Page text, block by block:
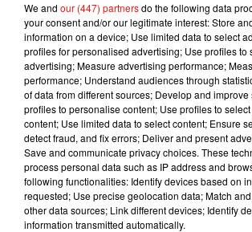
7 août 2026
Tayc et Didi B dévoilent
dansant de l’année
7 août 2026
Angèle et Amélie Lens
collaboration tant
We and our (447) partnersdo the following data
your consent and/or our legitimate interest: Store
information on a device; Use limited data to select
profiles for personalised advertising; Use profiles to
advertising; Measure advertising performance;
performance; Understand audiences through
of data from different sources; Develop and
profiles to personalise content; Use profiles to
content; Use limited data to select content; Ensure
detect fraud, and fix errors; Deliver and present
Save and communicate privacy choices. These
process personal data such as IP address and
following functionalities: Identify devices based on
requested; Use precise geolocation data; Match
other data sources; Link different devices; Identify
information transmitted automatically.